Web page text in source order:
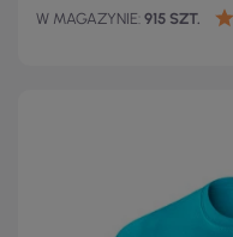
W MAGAZYNIE 915 SZT.